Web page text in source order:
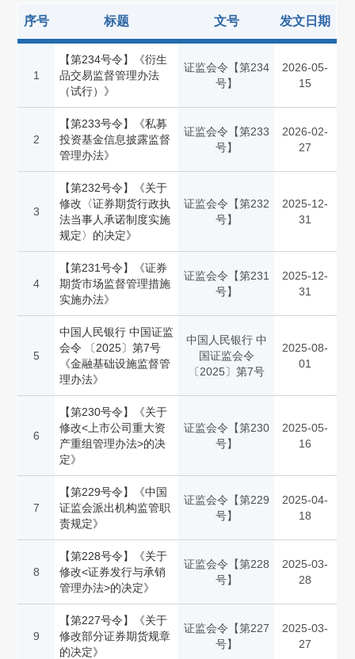
重组委公告 (1831)
规划报告(1)
非行政许可事项(114)
其他(1124)
备案管理(655)
序号 标题 文号 发文日期
1
【第234号令】《衍生
品交易监督管理办法
（试行）》
证监会令【第234
号】
2026-05-
15
2
【第233号令】《私募
投资基金信息披露监督
管理办法》
证监会令【第233
号】
2026-02-
27
3
【第232号令】《关于
修改〈证券期货行政执
法当事人承诺制度实施
规定〉的决定》
证监会令【第232
号】
2025-12-
31
4
【第231号令】《证券
期货市场监督管理措施
实施办法》
证监会令【第231
号】
2025-12-
31
5
中国人民银行 中国证监
会令 〔2025〕第7号
《金融基础设施监督管
理办法》
中国人民银行 中
国证监会令
〔2025〕第7号
2025-08-
01
6
【第230号令】《关于
修改<上市公司重大资
产重组管理办法>的决
定》
证监会令【第230
号】
2025-05-
16
7
【第229号令】《中国
证监会派出机构监管职
责规定》
证监会令【第229
号】
2025-04-
18
8
【第228号令】《关于
修改<证券发行与承销
管理办法>的决定》
证监会令【第228
号】
2025-03-
28
9
【第227号令】《关于
修改部分证券期货规章
的决定》
证监会令【第227
号】
2025-03-
27